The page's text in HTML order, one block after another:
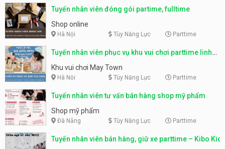
Tuyển nhân viên đóng gói partime, fulltime
Shop online
Hà Nội Tùy Năng Lực Parttime
Tuyển nhân viên phục vụ khu vui chơi parttime linh
động
Khu vui chơi May Town
Hà Nội Tùy Năng Lực Parttime
Tuyển nhân viên tư vấn bán hàng shop mỹ phẩm
Shop mỹ phẩm
Đà Nẵng Tùy Năng Lực Parttime
Tuyển nhân viên bán hàng, giữ xe parttime – Kibo Kid